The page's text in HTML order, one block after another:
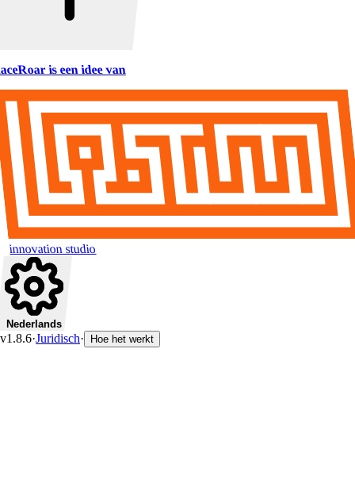
is een idee van
innovation studio
Nederlands
v1.8.6·Juridisch· Hoe het werkt